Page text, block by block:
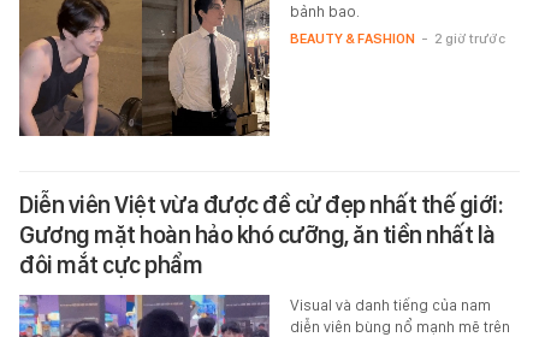
bảnh bao.
BEAUTY & FASHION - 2 giờ trước
Diễn viên Việt vừa được đề cử đẹp nhất thế giới:
Gương mặt hoàn hảo khó cưỡng, ăn tiền nhất là
đôi mắt cực phẩm
Visual và danh tiếng của nam
diễn viên bùng nổ mạnh mẽ trên